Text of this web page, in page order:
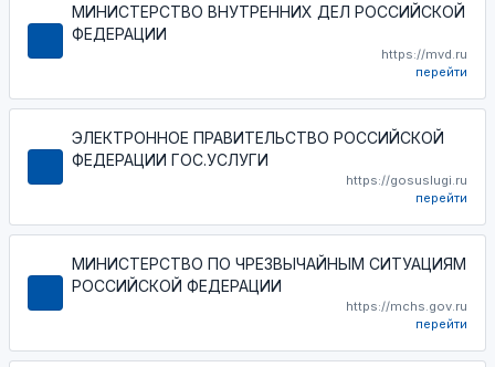
МИНИСТЕРСТВО ВНУТРЕННИХ ДЕЛ РОССИЙСКОЙ
ФЕДЕРАЦИИ
https://mvd.ru
перейти
ЭЛЕКТРОННОЕ ПРАВИТЕЛЬСТВО РОССИЙСКОЙ
ФЕДЕРАЦИИ ГОС.УСЛУГИ
https://gosuslugi.ru
перейти
МИНИСТЕРСТВО ПО ЧРЕЗВЫЧАЙНЫМ СИТУАЦИЯМ
РОССИЙСКОЙ ФЕДЕРАЦИИ
https://mchs.gov.ru
перейти